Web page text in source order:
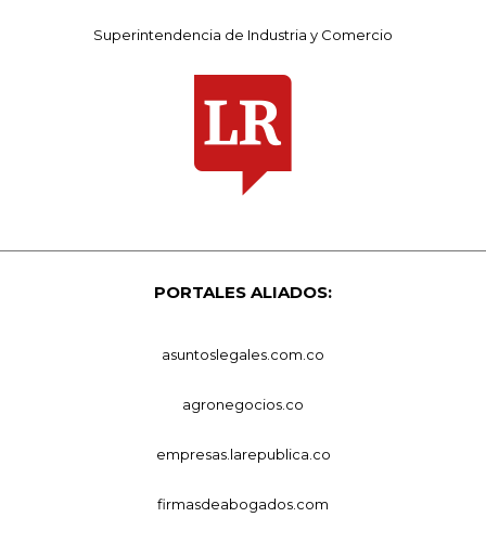
Superintendencia de Industria y Comercio
PORTALES ALIADOS:
asuntoslegales.com.co
agronegocios.co
empresas.larepublica.co
firmasdeabogados.com